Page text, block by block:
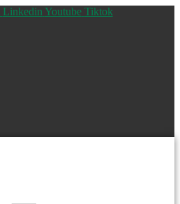
Linkedin Youtube Tiktok